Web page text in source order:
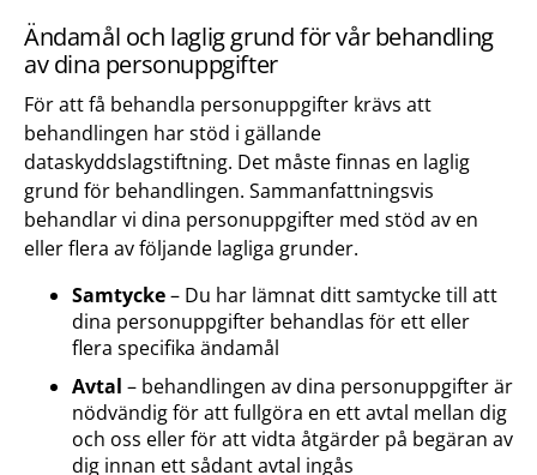
Ändamål och laglig grund för vår behandling
av dina personuppgifter
För att få behandla personuppgifter krävs att
behandlingen har stöd i gällande
dataskyddslagstiftning. Det måste finnas en laglig
grund för behandlingen. Sammanfattningsvis
behandlar vi dina personuppgifter med stöd av en
eller flera av följande lagliga grunder.
Samtycke– Du har lämnat ditt samtycke till att
dina personuppgifter behandlas för ett eller
flera specifika ändamål
Avtal – behandlingen av dina personuppgifter är
nödvändig för att fullgöra en ett avtal mellan dig
och oss eller för att vidta åtgärder på begäran av
dig innan ett sådant avtal ingås